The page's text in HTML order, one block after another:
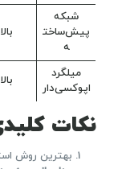
شبکه
پیش‌ساخت
ه
بالا
میلگرد
اپوکسی‌دار
بالا
نکات
بهترین روش